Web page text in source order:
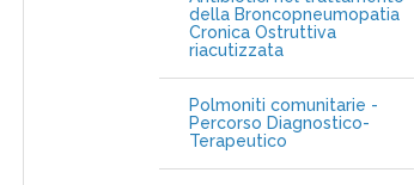
della Broncopneumopatia
Cronica Ostruttiva
riacutizzata
Polmoniti comunitarie -
Percorso Diagnostico-
Terapeutico